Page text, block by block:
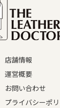
店舗情報
運営概要
お問い合わせ
プライバシーポ